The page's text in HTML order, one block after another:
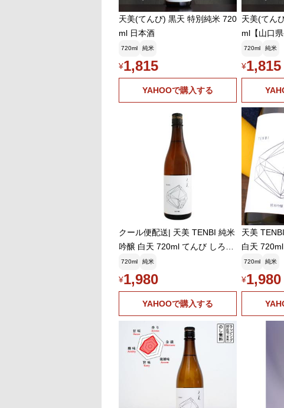
天美(てんび) 黒天 特別純米 720
ml 日本酒
720ml 純米
¥1,815
YAHOOで購入する
天美(てん
ml【山口
720ml 純米
¥1,815
クール便配送| 天美 TENBI 純米
吟醸 白天 720ml てんび しろて
ん 長州酒造 お中元ギフト
720ml 純米
¥1,980
YAHOOで購入する
天美
白天
720ml 純米
¥1,980